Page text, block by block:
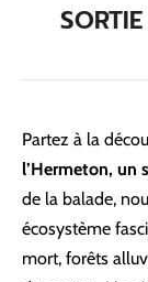
Partez à la
l’Hermeton, un
de la balade,
écosystème
mort, forêts